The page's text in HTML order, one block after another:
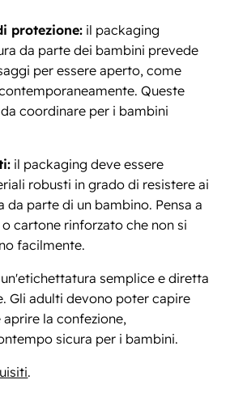
protezione: il packaging
da parte dei bambini prevede
per essere aperto, come
Queste
coordinare per i bambini
il packaging deve essere
robusti in grado di resistere ai
parte di un bambino. Pensa a
cartone rinforzato che non si
facilmente.
un'etichettatura semplice e diretta
Gli adulti devono poter capire
la confezione,
sicura per i bambini.
.